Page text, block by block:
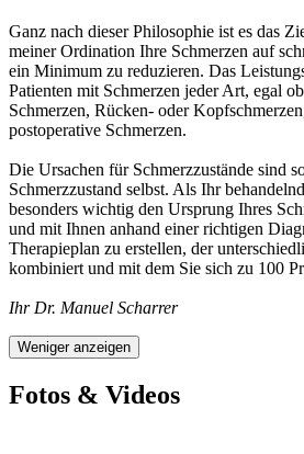
Ganz nach dieser Philosophie ist es das
meiner Ordination Ihre Schmerzen auf
ein Minimum zu reduzieren. Das
Patienten mit Schmerzen jeder Art, egal
Schmerzen, Rücken- oder
postoperative Schmerzen.
Die Ursachen für Schmerzzustände sind
Schmerzzustand selbst. Als Ihr
besonders wichtig den Ursprung Ihres
und mit Ihnen anhand einer richtigen
Therapieplan zu erstellen, der
kombiniert und mit dem Sie sich zu 100
Ihr Dr. Manuel Scharrer
Weniger anzeigen
Fotos & Videos